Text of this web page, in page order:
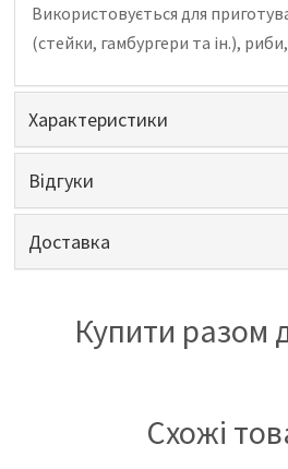
Використовується для
(стейки, гамбургери та ін.),
Характеристики
Відгуки
Доставка
Купити разом
Схожі